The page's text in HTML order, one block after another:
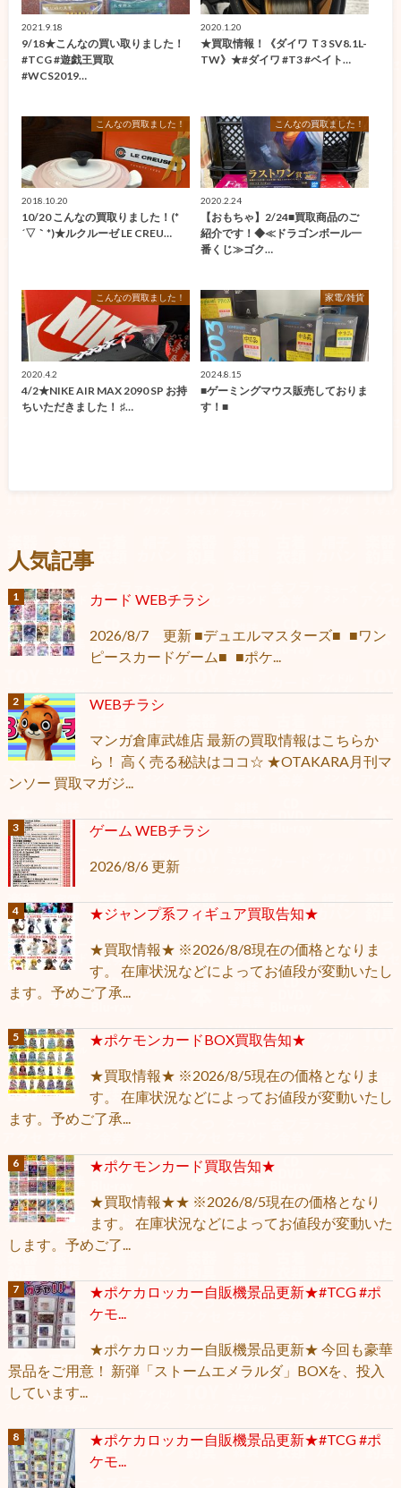
2021.9.18
9/18★こんなの買い取りました！
#TCG #遊戯王買取
#WCS2019…
2020.1.20
★買取情報！《ダイワ Ｔ3 SV8.1L-
TW》★#ダイワ #T3 #ベイト…
こんなの買取ました！
2018.10.20
10/20 こんなの買取りました！(*
´▽｀*)★ルクルーゼ LE CREU…
こんなの買取ました！
2020.2.24
【おもちゃ】2/24■買取商品のご
紹介です！◆≪ドラゴンボール一
番くじ≫ゴク…
こんなの買取ました！
2020.4.2
4/2★NIKE AIR MAX 2090 SP お持
ちいただきました！ ♯…
家電/雑貨
2024.8.15
■ゲーミングマウス販売しておりま
す！■
人気記事
カード WEBチラシ
2026/8/7 更新 ■デュエルマスターズ■ ■ワン
ピースカードゲーム■ ■ポケ...
WEBチラシ
マンガ倉庫武雄店 最新の買取情報はこちらか
ら！ 高く売る秘訣はココ☆ ★OTAKARA月刊マ
ンソー 買取マガジ...
ゲーム WEBチラシ
2026/8/6 更新
★ジャンプ系フィギュア買取告知★
★買取情報★ ※2026/8/8現在の価格となりま
す。 在庫状況などによってお値段が変動いたし
ます。予めご了承...
★ポケモンカードBOX買取告知★
★買取情報★ ※2026/8/5現在の価格となりま
す。 在庫状況などによってお値段が変動いたし
ます。予めご了承...
★ポケモンカード買取告知★
★買取情報★★ ※2026/8/5現在の価格となり
ます。 在庫状況などによってお値段が変動いた
します。予めご了...
★ポケカロッカー自販機景品更新★#TCG #ポ
ケモ...
★ポケカロッカー自販機景品更新★ 今回も豪華
景品をご用意！ 新弾「ストームエメラルダ」BOXを、投入
しています...
★ポケカロッカー自販機景品更新★#TCG #ポ
ケモ...